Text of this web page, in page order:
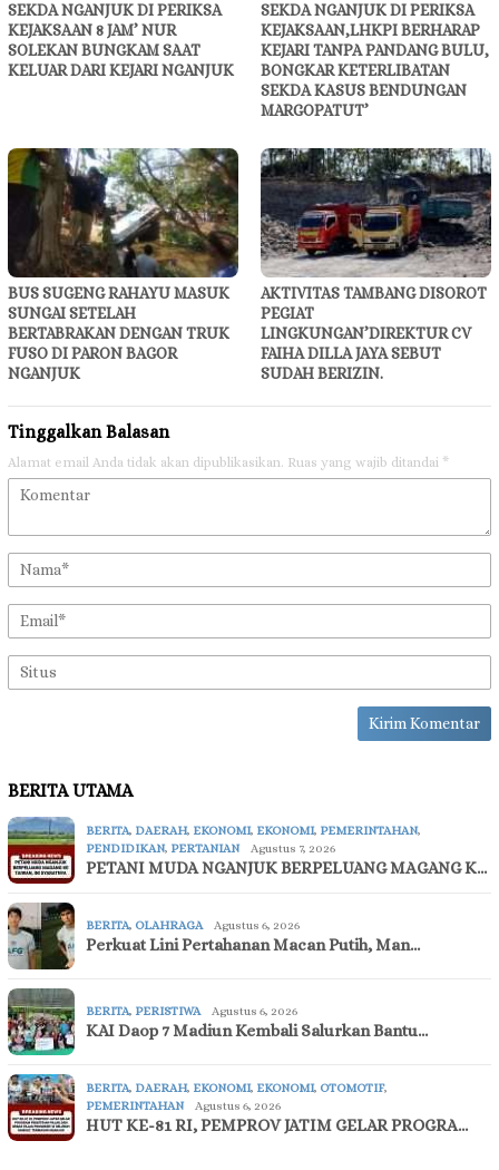
SEKDA NGANJUK DI PERIKSA
KEJAKSAAN 8 JAM’ NUR
SOLEKAN BUNGKAM SAAT
KELUAR DARI KEJARI NGANJUK
SEKDA NGANJUK DI PERIKSA
KEJAKSAAN,LHKPI BERHARAP
KEJARI TANPA PANDANG BULU,
BONGKAR KETERLIBATAN
SEKDA KASUS BENDUNGAN
MARGOPATUT’
BUS SUGENG RAHAYU MASUK
SUNGAI SETELAH
BERTABRAKAN DENGAN TRUK
FUSO DI PARON BAGOR
NGANJUK
AKTIVITAS TAMBANG DISOROT
PEGIAT
LINGKUNGAN’DIREKTUR CV
FAIHA DILLA JAYA SEBUT
SUDAH BERIZIN.
Tinggalkan Balasan
Alamat email Anda tidak akan dipublikasikan. Ruas yang wajib ditandai *
BERITA UTAMA
BERITA, DAERAH, EKONOMI, EKONOMI, PEMERINTAHAN,
PENDIDIKAN, PERTANIAN Agustus 7, 2026
PETANI MUDA NGANJUK BERPELUANG MAGANG K…
BERITA, OLAHRAGA Agustus 6, 2026
Perkuat Lini Pertahanan Macan Putih, Man…
BERITA, PERISTIWA Agustus 6, 2026
KAI Daop 7 Madiun Kembali Salurkan Bantu…
BERITA, DAERAH, EKONOMI, EKONOMI, OTOMOTIF,
PEMERINTAHAN
Agustus 6, 2026
HUT KE-81 RI, PEMPROV JATIM GELAR PROGRA…